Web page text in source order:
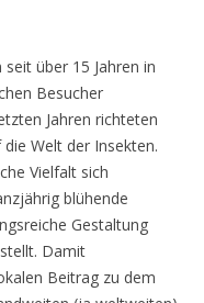
über 15 Jahren in
Besucher
Jahren richteten
Welt der Insekten.
Vielfalt sich
blühende
Gestaltung
Damit
Beitrag zu dem